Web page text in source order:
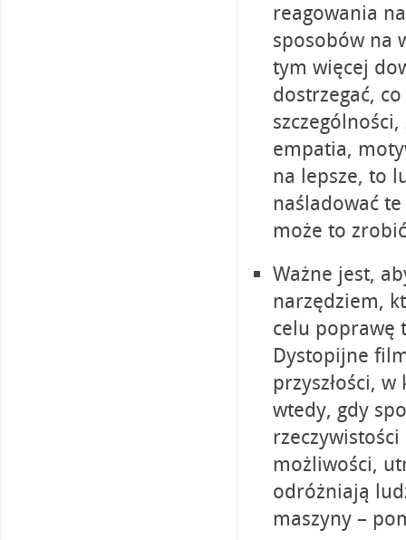
reagowania
sposobów na
tym więcej
dostrzegać,
empatia,
na lepsze, to
naśladować
może to
Ważne jest,
narzędziem,
celu poprawę
Dystopijne
przyszłości,
wtedy, gdy
możliwości,
odróżniają
maszyny –